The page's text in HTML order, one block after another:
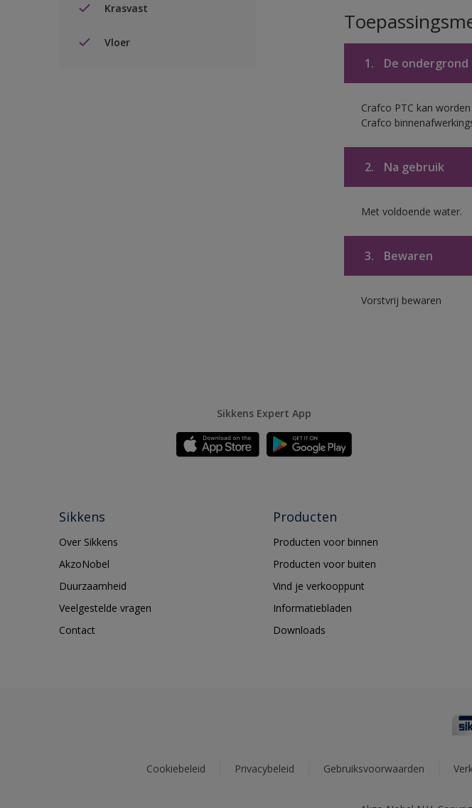
Krasvast
Vloer
1. De ondergrond
Crafco PTC kan
Crafco
2. Na gebruik
Met voldoende water.
3. Bewaren
Vorstvrij bewaren
Sikkens Expert App
Sikkens
Over Sikkens
AkzoNobel
Duurzaamheid
Veelgestelde vragen
Contact
Producten
Producten voor binnen
Producten voor buiten
Vind je verkooppunt
Informatiebladen
Downloads
Cookiebeleid Privacybeleid Gebruiksvoorwaarden